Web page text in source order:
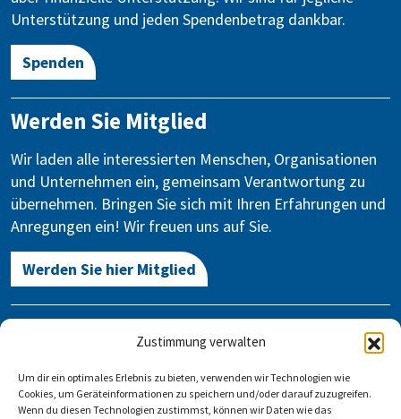
Zustimmung verwalten
Um dir ein optimales Erlebnis zu bieten, verwenden wir Technologien wie
Cookies, um Geräteinformationen zu speichern und/oder darauf zuzugreifen.
Wenn du diesen Technologien zustimmst, können wir Daten wie das
Unterstützung und jeden Spendenbetrag dankbar.
Spenden
Werden Sie Mitglied
Wir laden alle interessierten Menschen, Organisationen
und Unternehmen ein, gemeinsam Verantwortung zu
übernehmen. Bringen Sie sich mit Ihren Erfahrungen und
Anregungen ein! Wir freuen uns auf Sie.
Werden Sie hier Mitglied
Kontakt
Stauffenbergstraße 13-14
10785 Berlin